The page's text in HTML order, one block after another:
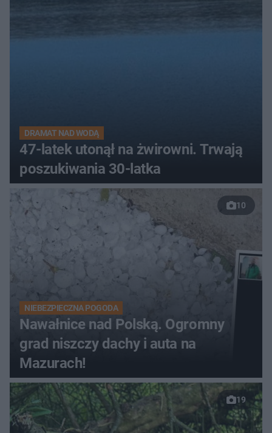
DRAMAT NAD WODĄ
47-latek utonął na żwirowni. Trwają
poszukiwania 30-latka
10
NIEBEZPIECZNA POGODA
Nawałnice nad Polską. Ogromny
grad niszczy dachy i auta na
Mazurach!
19